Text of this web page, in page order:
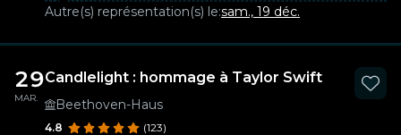
Autre(s) représentation(s) le:sam., 19 déc.
29
MAR.
Candlelight : hommage à Taylor Swift
Beethoven-Haus
4.8 (123)